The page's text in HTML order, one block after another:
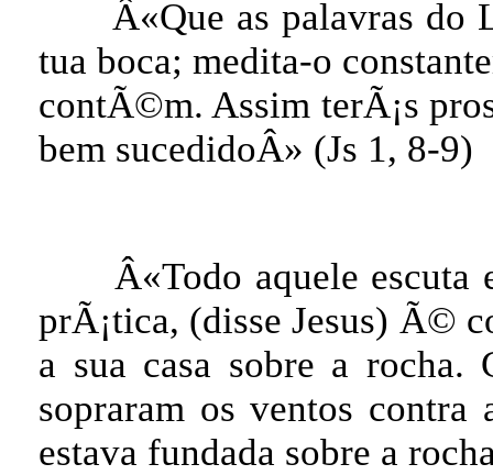
Â«Que as palavras do
tua boca; medita-o
contÃ©m. Assim terÃ¡s
bem sucedidoÂ» (Js 1, 8-9)
Â«Todo aquele escuta
prÃ¡tica, (disse Jesus) Ã©
a sua casa sobre a rocha.
sopraram os ventos contra
estava fundada sobre a